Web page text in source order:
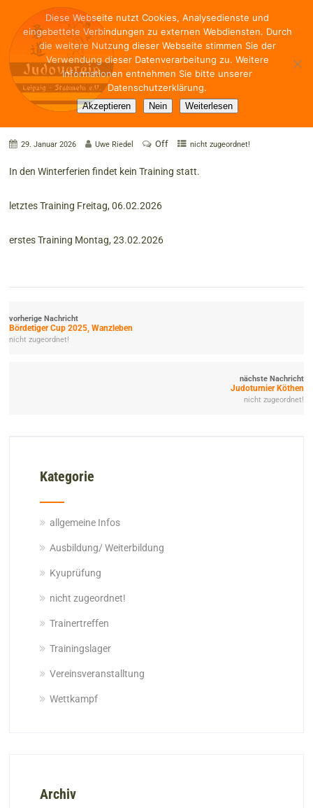
Training in den Winterferien
29. Januar 2026 Uwe Riedel Off nicht zugeordnet!
In den Winterferien findet kein Training statt.
letztes Training Freitag, 06.02.2026
erstes Training Montag, 23.02.2026
vorherige Nachricht
Bördetiger Cup 2025, Wanzleben
nicht zugeordnet!
nächste Nachricht
Judoturnier Köthen
nicht zugeordnet!
Kategorie
allgemeine Infos
Ausbildung/ Weiterbildung
Kyuprüfung
nicht zugeordnet!
Trainertreffen
Trainingslager
Vereinsveranstalltung
Wettkampf
Archiv
Diese Webseite nutzt Cookies, Analysedienste und
eingebettete Verbindungen zu externen Webdiensten. Durch
die weitere Nutzung dieser Webseite stimmen Sie der
Verwendung dieser Datenverarbeitung zu. Weitere
Informationen entnehmen Sie bitte unserer
Datenschutzerklärung.
Akzeptieren Nein Weiterlesen